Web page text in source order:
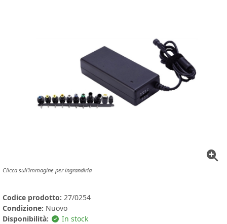
Clicca sull'immagine per ingrandirla
Codice prodotto: 27/0254
Condizione: Nuovo
Disponibilità:
In stock